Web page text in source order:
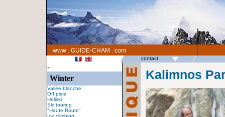
www . GUIDE-CHAM . com
contact
-
Winter
Vallée blanche
Off piste
Heliski
Ski touring
"Haute Route"
Ice climbing
Kalimnos